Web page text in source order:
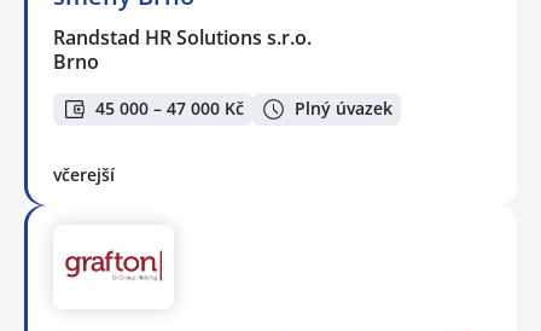
Randstad HR Solutions s.r.o.
Brno
45 000 – 47 000 Kč Plný úvazek
včerejší